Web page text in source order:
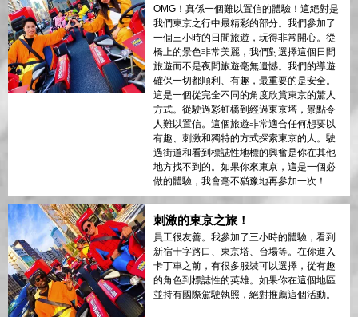
OMG！真係一個難以置信的體驗！這絕對是
我們東京之行中最精彩的部分。我們參加了
一個三小時的日間旅遊，玩得非常開心。從
橋上的景色非常美麗，我們對選擇這個日間
旅遊而不是夜間旅遊毫無遺憾。我們的導遊
確保一切都順利、有趣，最重要的是安全。
這是一個從完全不同的角度欣賞東京的驚人
方式。從駛過彩虹橋到經過東京塔，景點令
人難以置信。這個旅遊非常適合任何想要以
有趣、刺激和獨特的方式探索東京的人。駛
過街道和看到標誌性地標的興奮是你在其他
地方找不到的。如果你來東京，這是一個必
做的體驗，我會毫不猶豫地再參加一次！
刺激的東京之旅！
員工很友善。我參加了三小時的體驗，看到
新宿十字路口、東京塔、台場等。在你進入
卡丁車之前，有很多服裝可以選擇，從有趣
的角色到標誌性的英雄。如果你在這個地區
並持有國際駕駛執照，絕對推薦這個活動。